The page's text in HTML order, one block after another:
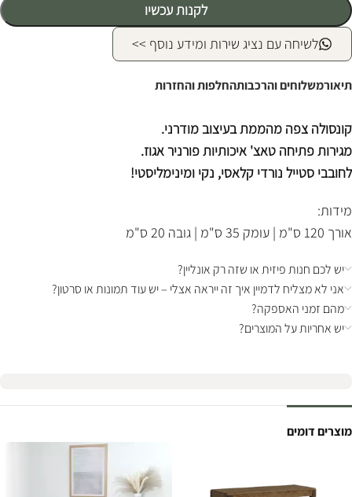
לקנות עכשיו
לשיחה עם נציג שירות ומידע נוסף >>
תיאורמשלוחים והרכבותהחלפות והחזרות
קונסולה צפה מהממת בעיצוב מודרני.
מגירות פתיחה טאצ' איכותיות פורניר אגוז.
לחובבי סטייל נורדי קלאסי, נקי ומינימליסטי!
מידות:
אורך 120 ס"מ | עומק 35 ס"מ | גובה 20 ס"מ
יש לכם חנות פיזית או שזה רק אונליין?
אני לא מצליח לדמיין איך זה ייראה אצלי – יש עוד תמונות או סרטון?
מהם זמני האספקה?
יש אחריות על המוצרים?
מוצרים דומים